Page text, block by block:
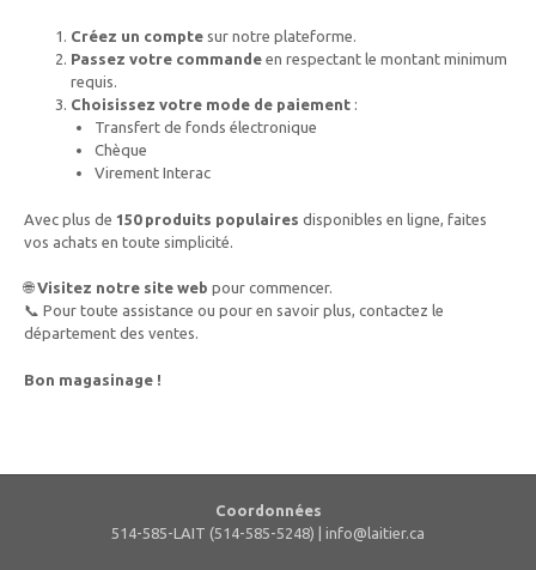
Créez un compte sur notre plateforme.
Passez votre commande en respectant le montant minimum
requis.
Choisissez votre mode de paiement :
Transfert de fonds électronique
Chèque
Virement Interac
Avec plus de 150 produits populaires disponibles en ligne, faites
vos achats en toute simplicité.
🌐Visitez notre site web pour commencer.
📞 Pour toute assistance ou pour en savoir plus, contactez le
département des ventes.
Bon magasinage !
Coordonnées
514-585-LAIT (514-585-5248) | info@laitier.ca